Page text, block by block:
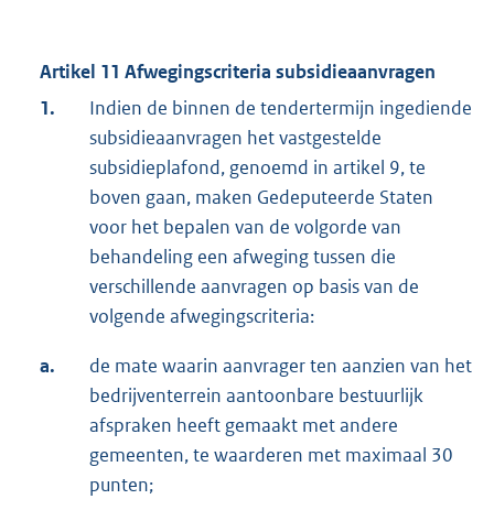
Artikel 11 Afwegingscriteria subsidieaanvragen
1.
Indien de binnen de tendertermijn ingediende
subsidieaanvragen het vastgestelde
subsidieplafond, genoemd in artikel 9, te
boven gaan, maken Gedeputeerde Staten
voor het bepalen van de volgorde van
behandeling een afweging tussen die
verschillende aanvragen op basis van de
volgende afwegingscriteria:
a.
de mate waarin aanvrager ten aanzien van het
bedrijventerrein aantoonbare bestuurlijk
afspraken heeft gemaakt met andere
gemeenten, te waarderen met maximaal 30
punten;